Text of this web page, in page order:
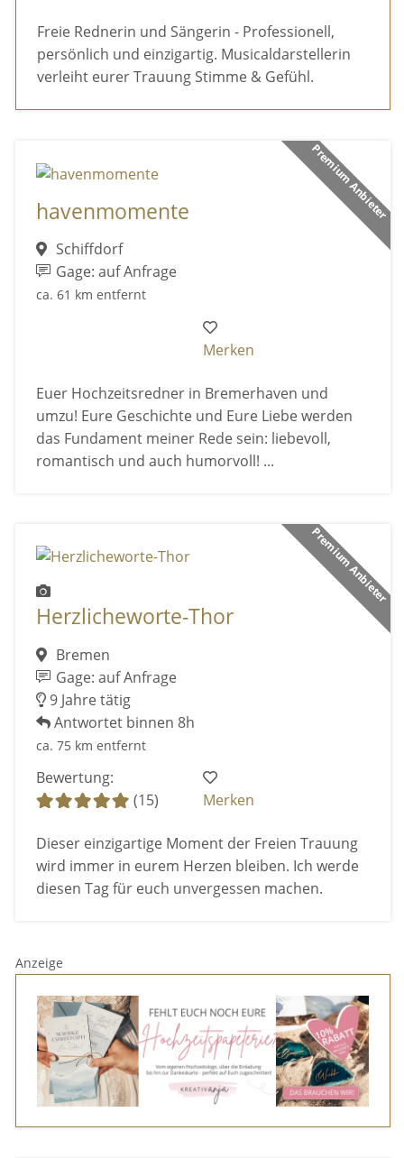
Freie Rednerin und Sängerin - Professionell,
persönlich und einzigartig. Musicaldarstellerin
verleiht eurer Trauung Stimme & Gefühl.
Premium Anbieter
havenmomente
Schiffdorf
Gage: auf Anfrage
ca. 61 km entfernt
Merken
Euer Hochzeitsredner in Bremerhaven und
umzu! Eure Geschichte und Eure Liebe werden
das Fundament meiner Rede sein: liebevoll,
romantisch und auch humorvoll! ...
Premium Anbieter
Herzlicheworte-Thor
Bremen
Gage: auf Anfrage
9 Jahre tätig
Antwortet binnen 8h
ca. 75 km entfernt
Bewertung:
(15)
Merken
Dieser einzigartige Moment der Freien Trauung
wird immer in eurem Herzen bleiben. Ich werde
diesen Tag für euch unvergessen machen.
Anzeige